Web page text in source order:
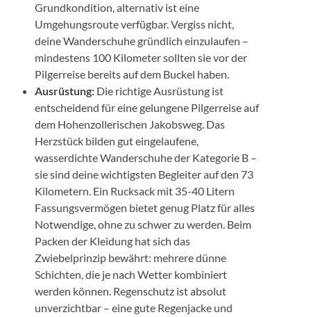
Grundkondition, alternativ ist eine
Umgehungsroute verfügbar. Vergiss nicht,
deine Wanderschuhe gründlich einzulaufen –
mindestens 100 Kilometer sollten sie vor der
Pilgerreise bereits auf dem Buckel haben.
Ausrüstung: Die richtige Ausrüstung ist
entscheidend für eine gelungene Pilgerreise auf
dem Hohenzollerischen Jakobsweg. Das
Herzstück bilden gut eingelaufene,
wasserdichte Wanderschuhe der Kategorie B –
sie sind deine wichtigsten Begleiter auf den 73
Kilometern. Ein Rucksack mit 35-40 Litern
Fassungsvermögen bietet genug Platz für alles
Notwendige, ohne zu schwer zu werden. Beim
Packen der Kleidung hat sich das
Zwiebelprinzip bewährt: mehrere dünne
Schichten, die je nach Wetter kombiniert
werden können. Regenschutz ist absolut
unverzichtbar – eine gute Regenjacke und